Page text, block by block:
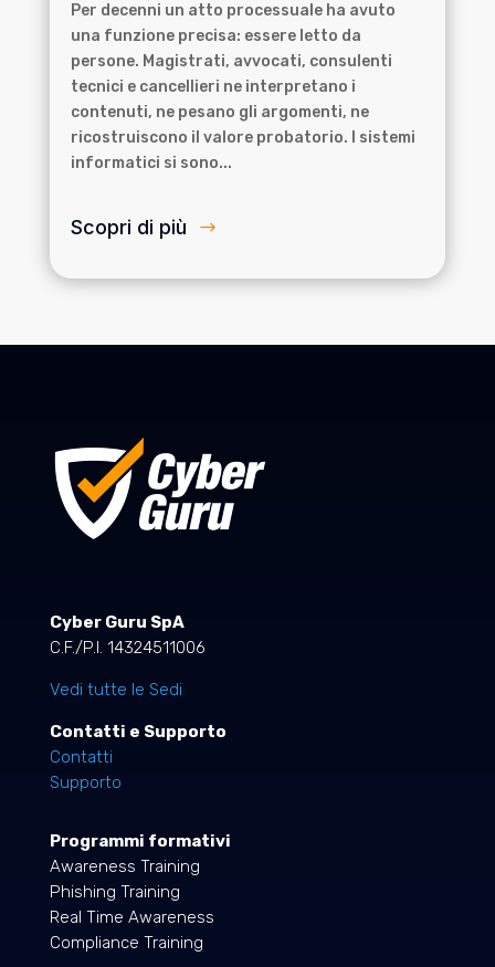
Per decenni un atto processuale ha avuto
una funzione precisa: essere letto da
persone. Magistrati, avvocati, consulenti
tecnici e cancellieri ne interpretano i
contenuti, ne pesano gli argomenti, ne
ricostruiscono il valore probatorio. I sistemi
informatici si sono...
Scopri di più
Cyber Guru SpA
C.F./P.I. 14324511006
Vedi tutte le Sedi
Contatti e Supporto
Contatti
Supporto
Programmi formativi
Awareness Training
Phishing Training
Real Time Awareness
Compliance Training